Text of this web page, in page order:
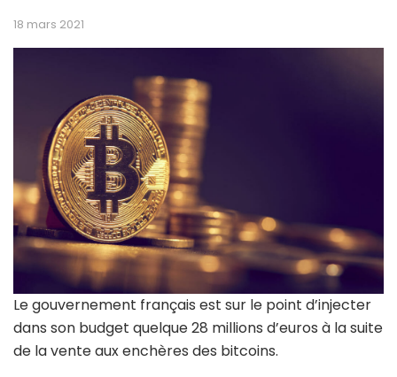
18 mars 2021
Le gouvernement français est sur le point d’injecter
dans son budget quelque 28 millions d’euros à la suite
de la vente aux enchères des bitcoins.